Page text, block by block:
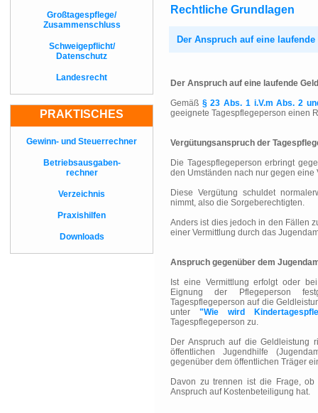
Großtagespflege/
Zusammenschluss
Schweigepflicht/
Datenschutz
Landesrecht
PRAKTISCHES
Gewinn- und Steuerrechner
Betriebsausgaben-
rechner
Verzeichnis
Praxishilfen
Downloads
Rechtliche Grundlagen
Der Anspruch auf eine
Der Anspruch auf eine laufende
Gemäß § 23 Abs. 1 i.V.m Abs. 2
geeignete Tagespflegeperson einen
Vergütungsanspruch der
Die Tagespflegeperson erbringt
den Umständen nach nur gegen
Diese Vergütung schuldet
nimmt, also die Sorgeberechtigten.
Anders ist dies jedoch in den Fällen
einer Vermittlung durch das
Anspruch gegenüber dem
Ist eine Vermittlung erfolgt oder
Eignung der Pflegeperson
Tagespflegeperson auf die
unter"Wie wird
Tagespflegeperson zu.
Der Anspruch auf die Geldleistung
öffentlichen Jugendhilfe
gegenüber dem öffentlichen Träger
Davon zu trennen ist die Frage,
Anspruch auf Kostenbeteiligung hat.